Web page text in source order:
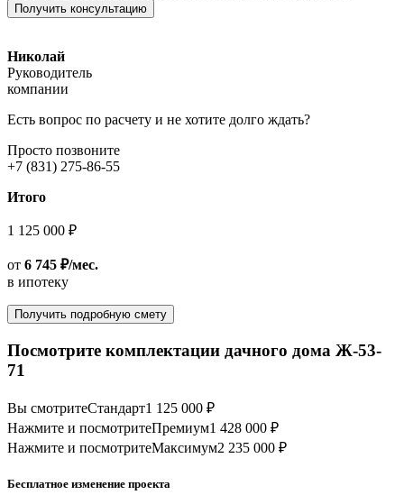
Получить консультацию
Николай
Руководитель
компании
Есть вопрос по расчету и не хотите долго ждать?
Просто позвоните
+7 (831) 275-86-55
Итого
1 125 000 ₽
от 6 745 ₽/мес.
в ипотеку
Получить подробную смету
Посмотрите комплектации дачного дома Ж-53-
71
Вы смотритеСтандарт1 125 000 ₽
Нажмите и посмотритеПремиум1 428 000 ₽
Нажмите и посмотритеМаксимум2 235 000 ₽
Бесплатное изменение проекта